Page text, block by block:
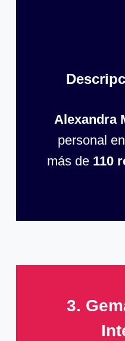
Alexandra
personal en
más de 110
3.